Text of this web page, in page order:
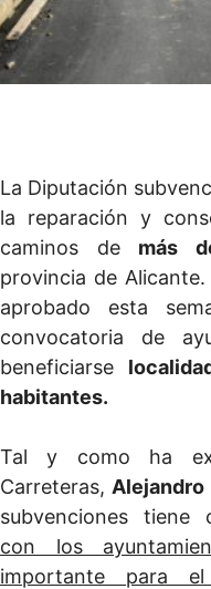
La Diputación
la reparación y
caminos de más
provincia de
aprobado esta
convocatoria de
beneficiarse
habitantes.
Tal y como ha
Carreteras, Alejandro
subvenciones tiene
con los
importante para